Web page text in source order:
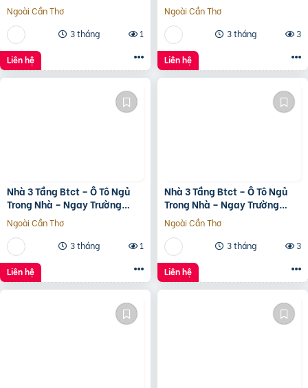
Ngoài Cần Thơ
3 tháng
1
Liên hệ
Ngoài Cần Thơ
3 tháng
3
Liên hệ
Nhà 3 Tầng Btct – Ô Tô Ngủ
Trong Nhà – Ngay Trường
Chinh
Ngoài Cần Thơ
3 tháng
1
Liên hệ
Nhà 3 Tầng Btct – Ô Tô Ngủ
Trong Nhà – Ngay Trường
Chinh
Ngoài Cần Thơ
3 tháng
3
Liên hệ